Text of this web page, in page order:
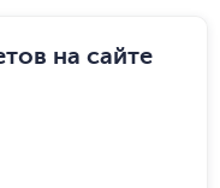
на сайте